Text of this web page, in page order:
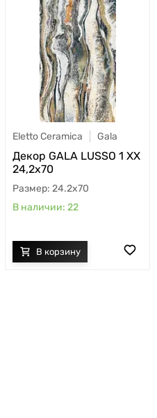
Eletto Ceramica Gala
Декор GALA LUSSO 1 XX
24,2х70
24.2x70
22